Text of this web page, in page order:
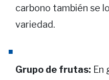
carbono también se
variedad.
Grupo de frutas: En